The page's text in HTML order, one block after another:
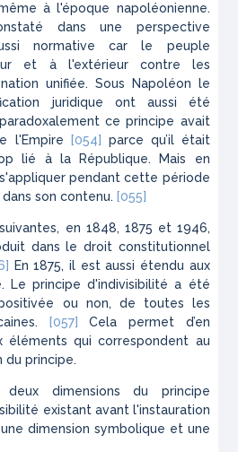
à l'époque napoléonienne.
dans une perspective
normative car le peuple
et à l'extérieur contre les
unifiée. Sous Napoléon le
juridique ont aussi été
ce principe avait
l'Empire
[054] parce qu’il était
lié à la République. Mais en
pendant cette période
son contenu. [055]
en 1848, 1875 et 1946,
dans le droit constitutionnel
En 1875, il est aussi étendu aux
Le principe d'indivisibilité a été
ou non, de toutes les
[057]
Cela permet d’en
éléments qui correspondent au
du principe.
dimensions du principe
existant avant l'instauration
dimension symbolique et une